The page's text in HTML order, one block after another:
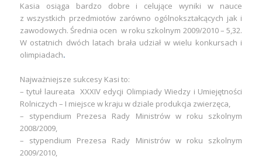
Kasia osiąga bardzo dobre i celujące wyniki w nauce
z wszystkich przedmiotów zarówno ogólnokształcących jak i
zawodowych. Średnia ocen w roku szkolnym 2009/2010 – 5,32.
W ostatnich dwóch latach brała udział w wielu konkursach i
olimpiadach.
Najważniejsze sukcesy Kasi to:
– tytuł laureata XXXIV edycji Olimpiady Wiedzy i Umiejętności
Rolniczych – I miejsce w kraju w dziale produkcja zwierzęca,
– stypendium Prezesa Rady Ministrów w roku szkolnym
2008/2009,
– stypendium Prezesa Rady Ministrów w roku szkolnym
2009/2010,